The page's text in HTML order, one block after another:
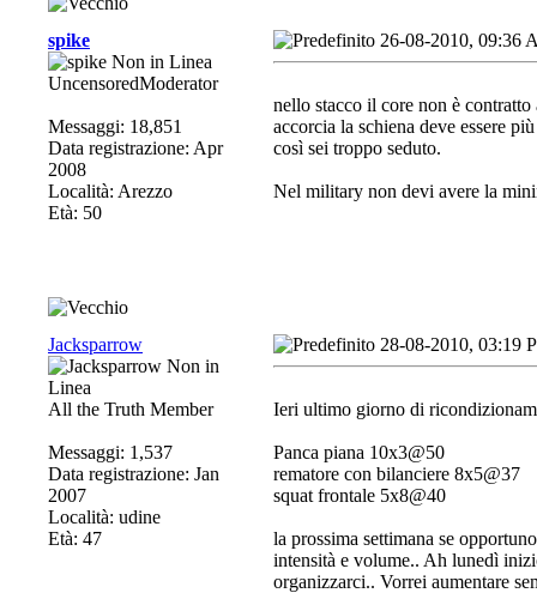
spike
UncensoredModerator
Messaggi: 18,851
Data registrazione: Apr
2008
Località: Arezzo
Età: 50
26-08-2010, 09:36
nello stacco il core non è
accorcia la schiena deve essere
così sei troppo seduto.
Nel military non devi avere la
Jacksparrow
All the Truth Member
Messaggi: 1,537
Data registrazione: Jan
2007
Località: udine
Età: 47
28-08-2010, 03:19
Ieri ultimo giorno di
Panca piana 10x3@50
rematore con bilanciere 8x5@37
squat frontale 5x8@40
la prossima settimana se
intensità e volume.. Ah lunedì
organizzarci.. Vorrei aumentare